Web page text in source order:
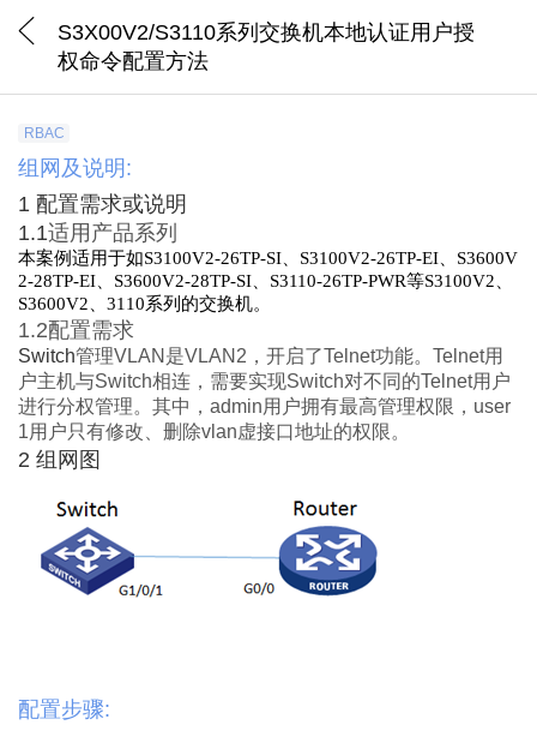
S3X00V2/S3110系列交换机本地认证用户授
权命令配置方法
RBAC
组网及说明:
1 配置需求或说明
1.1适用产品系列
本案例适用于如S3100V2-26TP-SI、 S3100V2-26TP-EI、 S3600V
2-28TP-EI、 S3600V2-28TP-SI、 S3110-26TP-PWR等S3100V2
S3600V2
3110系列的交换机。
1.2配置需求
Switch管理VLAN 是VLAN2 ，开启了Telnet功能。 Telnet用
户主机与Switch相连，需要实现Switch对不同的Telnet用户
进行分权管理。其中， admin用户拥有最高管理权限， user
1用户只有修改、删除vlan虚接口地址的权限。
2 组网图
配置步骤: